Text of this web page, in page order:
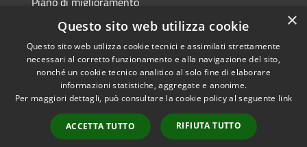
Accessibilità
Privacy
Mappa del sito
Copyright © 2026 • Comune di
Castiglion Fiorentino •
Powered byMunicipium •
Accesso redazione
×
Questo sito web utilizza cookie
Questo sito web utilizza cookie tecnici e assimilati strettamente
necessari al corretto funzionamento e alla navigazione del sito,
nonché un cookie tecnico analitico al solo fine di elaborare
informazioni statistiche, aggregate e anonime.
Per maggiori dettagli, può consultare la cookie policy al seguente link
ACCETTA TUTTO RIFIUTA TUTTO